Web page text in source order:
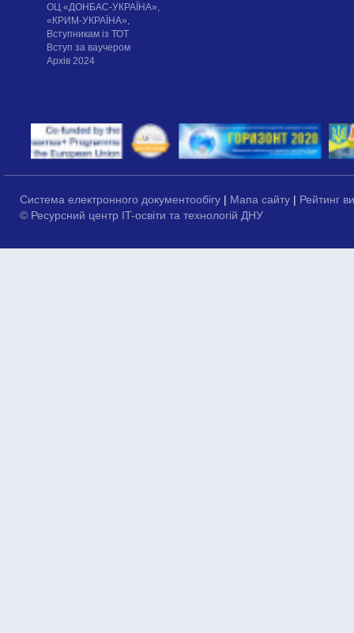
ОЦ «ДОНБАС-УКРАЇНА»,
«КРИМ-УКРАЇНА»,
Вступникам із ТОТ
Вступ за ваучером
Архів 2024
Система електронного документообігу | Мапа сайту | Рейтинг
© Ресурсний центр IT-освіти та технологій ДНУ